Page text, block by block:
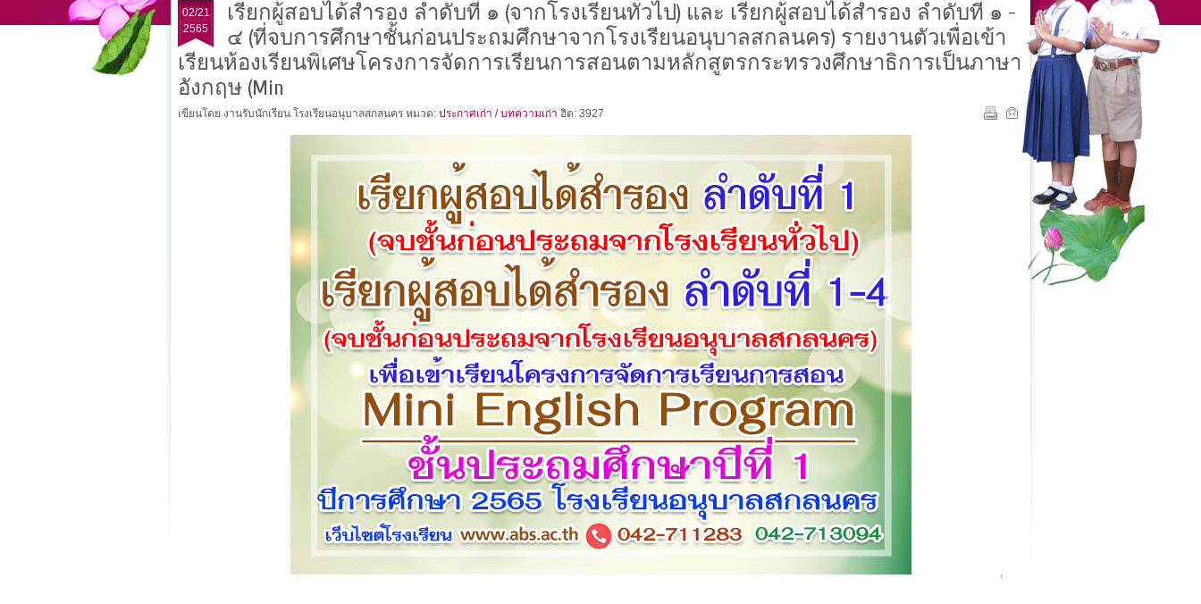
02/21
2565
เรียกผู้สอบได้สำรอง ลำดับที่ ๑ (จากโรงเรียนทั่วไป) และ เรียกผู้สอบได้สำรอง ลำดับที่ ๑ -
๔ (ที่จบการศึกษาชั้นก่อนประถมศึกษาจากโรงเรียนอนุบาลสกลนคร) รายงานตัวเพื่อเข้า
เรียนห้องเรียนพิเศษโครงการจัดการเรียนการสอนตามหลักสูตรกระทรวงศึกษาธิการเป็นภาษา
อังกฤษ (Min
เขียนโดย งานรับนักเรียน โรงเรียนอนุบาลสกลนคร หมวด: ประกาศเก่า / บทความเก่า ฮิต: 3927